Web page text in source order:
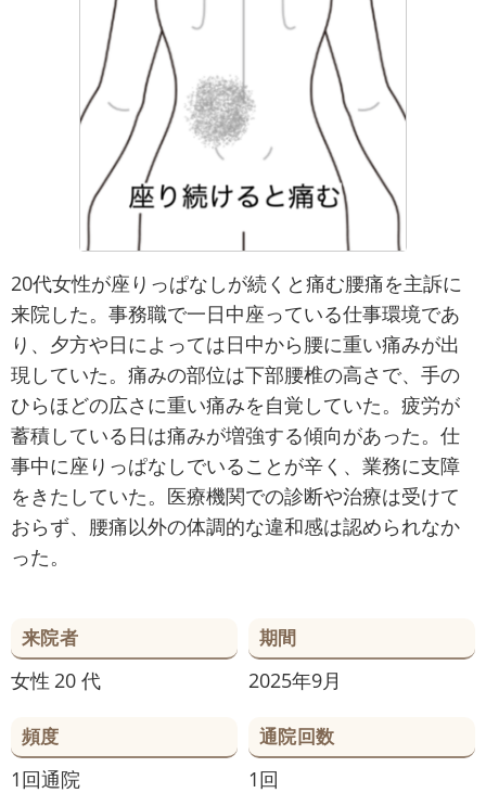
20代女性が座りっぱなしが続くと痛む腰痛を主訴に
来院した。事務職で一日中座っている仕事環境であ
り、夕方や日によっては日中から腰に重い痛みが出
現していた。痛みの部位は下部腰椎の高さで、手の
ひらほどの広さに重い痛みを自覚していた。疲労が
蓄積している日は痛みが増強する傾向があった。仕
事中に座りっぱなしでいることが辛く、業務に支障
をきたしていた。医療機関での診断や治療は受けて
おらず、腰痛以外の体調的な違和感は認められなか
った。
来院者
女性 20 代
期間
2025年9月
頻度
1回通院
通院回数
1回